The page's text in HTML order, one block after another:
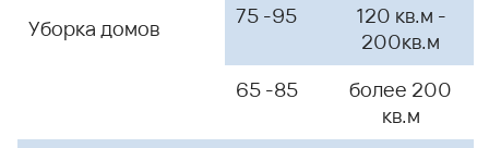
Уборка домов
75 -95
120 кв.м -
200кв.м
65 -85
более 200
кв.м